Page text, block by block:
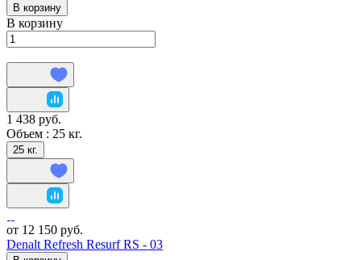
В корзину
В корзину
1 438 руб.
Объем : 25 кг.
25 кг.
от 12 150 руб.
Denalt Refresh Resurf RS - 03